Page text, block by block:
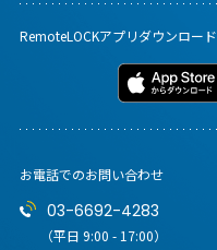
お電話でのお問い合わせ
03-6692-4283
（平日 9:00 - 17:00）
RemoteLOCKアプリダウンロード